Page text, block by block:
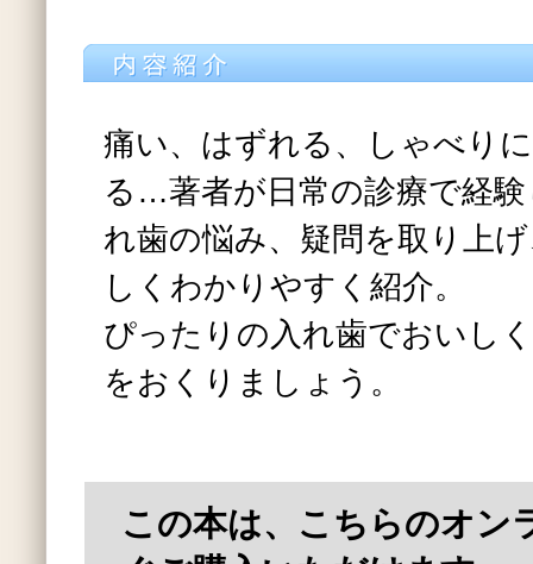
痛い、はずれる、しゃべり
る…著者が日常の診療で経
れ歯の悩み、疑問を取り上
しくわかりやすく紹介。
ぴったりの入れ歯でおいし
をおくりましょう。
この本は、こちらのオン